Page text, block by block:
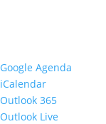
Google Agenda
iCalendar
Outlook 365
Outlook Live